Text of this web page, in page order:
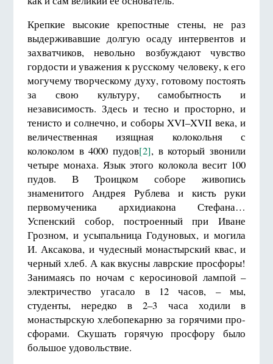
Крепкие высокие крепостные стены, не раз
выдерживавшие долгую осаду интервентов и
захватчиков, невольно возбуждают чувство
гордости и уважения к русскому человеку, к его
могучему творческому духу, готовому постоять
за свою культуру, самобытность и
независимость. Здесь и тесно и просторно, и
тенисто и солнечно, и соборы XVI–XVII века, и
величественная изящная колокольня с
колоколом в 4000 пудов[2], в который звонили
четыре монаха. Язык этого колокола весит 100
пудов. В Троицком соборе живопись
знаменитого Андрея Рублева и кисть руки
первомученика архидиакона Стефана…
Успенский собор, построенный при Иване
Грозном, и усыпальница Годуновых, и могила
И. Аксакова, и чудесный монастырский квас, и
черный хлеб. А как вкусны лаврские просфоры!
Занимаясь по ночам с керосиновой лампой –
электриче­ство угасало в 12 часов, – мы,
студенты, нередко в 2–3 часа ходили в
монастырскую хлебопекарню за горячими про­
сфорами. Скушать горячую просфору было
большое удо­вольствие.